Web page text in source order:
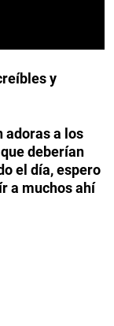
y
adoras a los
deberían
el día, espero
a muchos ahí